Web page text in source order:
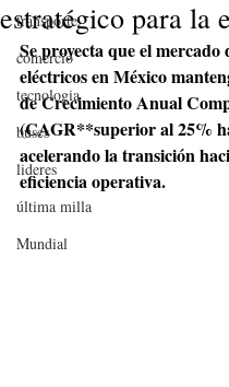
transporte
comercio
tecnologia
buses
lideres
última milla
Mundial
estratégico para la
Se proyecta que el mercado
eléctricos en México
de Crecimiento Anual
(CAGR**superior al 25%
acelerando la transición
eficiencia operativa.